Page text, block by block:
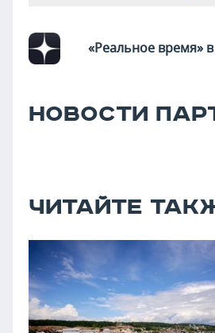
«Реальное время»
НОВОСТИ
ЧИТАЙТЕ